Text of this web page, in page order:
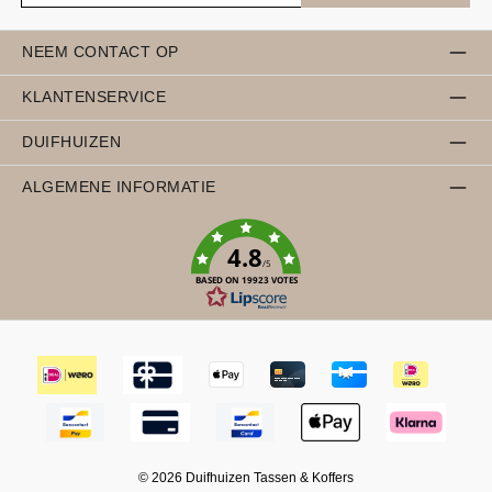
NEEM CONTACT OP
KLANTENSERVICE
DUIFHUIZEN
ALGEMENE INFORMATIE
4.8/5
BASED ON 19923 VOTES
© 2026 Duifhuizen Tassen & Koffers